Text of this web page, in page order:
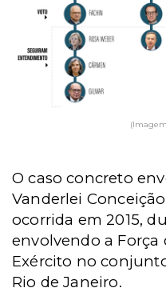
O caso concreto
Vanderlei
ocorrida em 2015,
envolvendo a Força
Exército no
Rio de Janeiro.